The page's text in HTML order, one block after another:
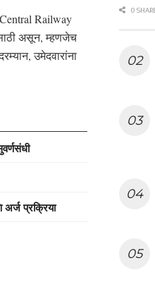
Railway
असून, म्हणजेच
उमेदवारांना
प्रक्रिया
0